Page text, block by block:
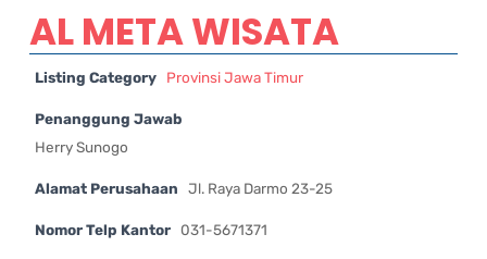
AL META WISATA
Listing Category Provinsi Jawa Timur
Penanggung Jawab
Herry Sunogo
Alamat Perusahaan Jl. Raya Darmo 23-25
Nomor Telp Kantor 031-5671371